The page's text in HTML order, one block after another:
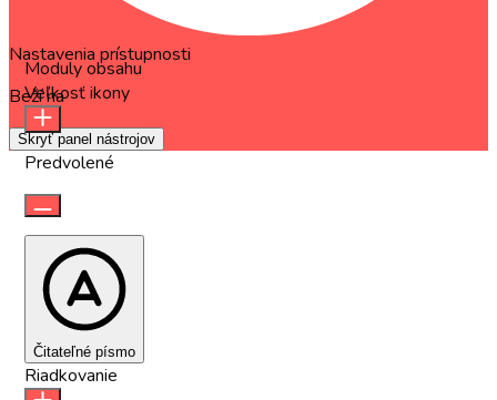
Nastavenia prístupnosti
Beží naOneTap
Skryť panel nástrojov
Moduly obsahu
Veľkosť ikony
Predvolené
Čitateľné písmo
Riadkovanie